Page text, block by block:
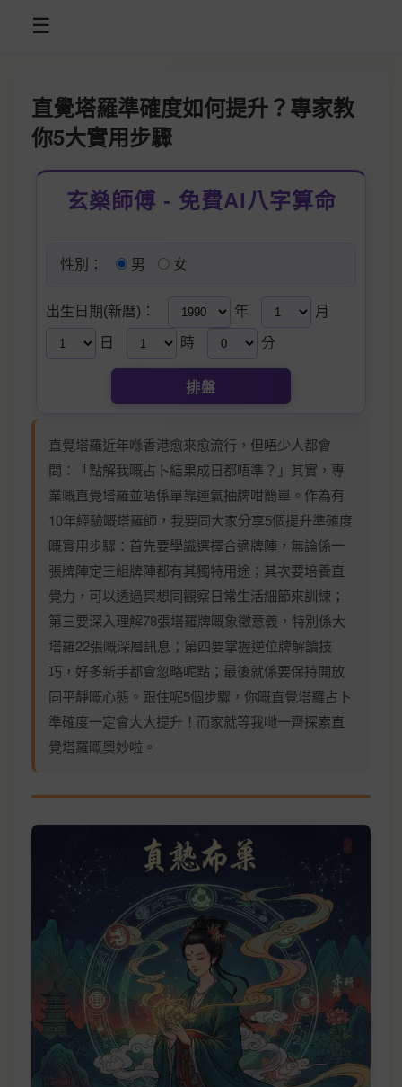
☰
直覺塔羅準確度如何提升？專家教
你5大實用步驟
玄燊師傅 - 免費AI八字算命
性別： 男 女
出生日期(新曆)： 年 月
日 時 分
排盤
直覺塔羅近年喺香港愈來愈流行，但唔少人都會
問：「點解我嘅占卜結果成日都唔準？」其實，專
業嘅直覺塔羅並唔係單靠運氣抽牌咁簡單。作為有
10年經驗嘅塔羅師，我要同大家分享5個提升準確度
嘅實用步驟：首先要學識選擇合適牌陣，無論係一
張牌陣定三組牌陣都有其獨特用途；其次要培養直
覺力，可以透過冥想同觀察日常生活細節來訓練；
第三要深入理解78張塔羅牌嘅象徵意義，特別係大
塔羅22張嘅深層訊息；第四要掌握逆位牌解讀技
巧，好多新手都會忽略呢點；最後就係要保持開放
同平靜嘅心態。跟住呢5個步驟，你嘅直覺塔羅占卜
準確度一定會大大提升！而家就等我哋一齊探索直
覺塔羅嘅奧妙啦。